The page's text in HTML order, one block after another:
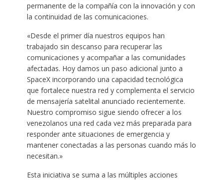
permanente de la compañía con la innovación y con
la continuidad de las comunicaciones.
«Desde el primer día nuestros equipos han
trabajado sin descanso para recuperar las
comunicaciones y acompañar a las comunidades
afectadas. Hoy damos un paso adicional junto a
SpaceX incorporando una capacidad tecnológica
que fortalece nuestra red y complementa el servicio
de mensajería satelital anunciado recientemente.
Nuestro compromiso sigue siendo ofrecer a los
venezolanos una red cada vez más preparada para
responder ante situaciones de emergencia y
mantener conectadas a las personas cuando más lo
necesitan.»
Esta iniciativa se suma a las múltiples acciones